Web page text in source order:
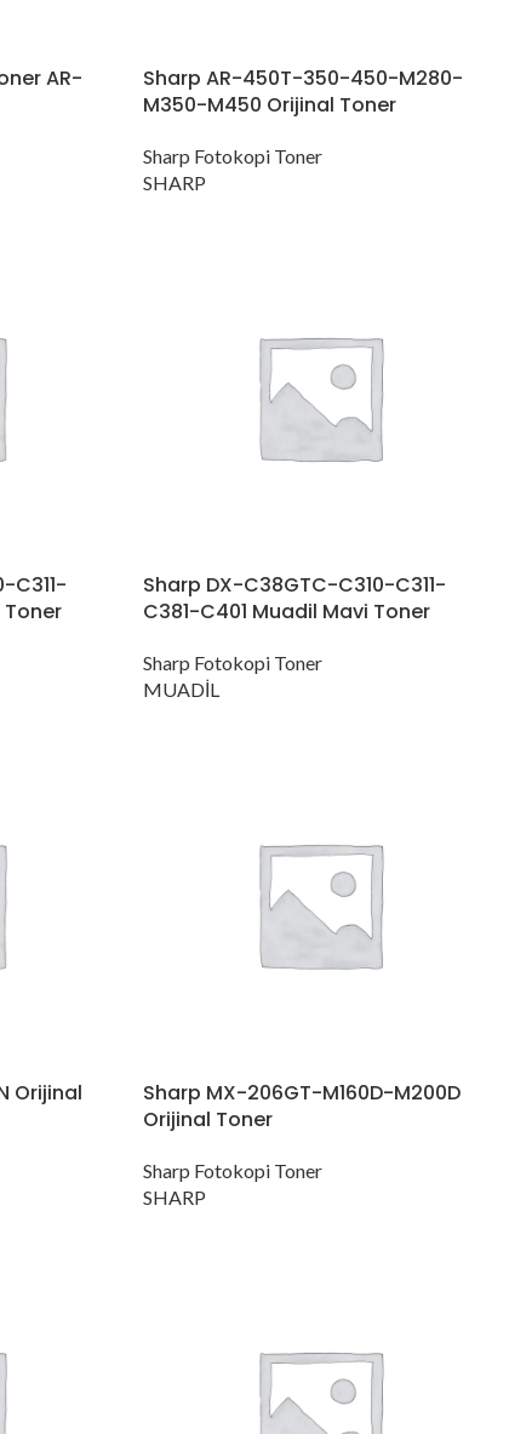
AR-
Sharp AR-450T-350-450-M280-
M350-M450 Orijinal Toner
Sharp Fotokopi Toner
SHARP
C311-
Toner
Sharp DX-C38GTC-C310-C311-
C381-C401 Muadil Mavi Toner
Sharp Fotokopi Toner
MUADİL
Orijinal
Sharp MX-206GT-M160D-M200D
Orijinal Toner
Sharp Fotokopi Toner
SHARP